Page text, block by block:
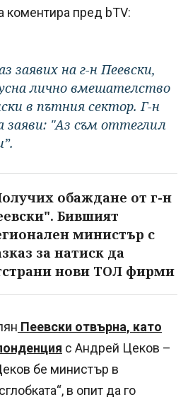
пред bTV:
заявих на г-н Пеевски,
лично вмешателство
в пътния сектор. Г-н
заяви: "Аз съм оттеглил
обаждане от г-н
Бившият
министър с
за натиск да
нови ТОЛ фирми
Пеевски отвърна, като
с Андрей Цеков –
бе министър в
в опит да го